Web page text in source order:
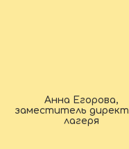
Анна Егорова,
заместитель
лагеря